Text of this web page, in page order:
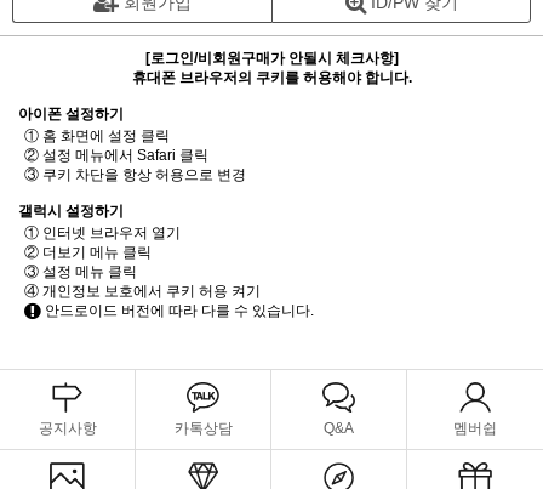
[로그인/비회원구매가 안될시 체크사항]
휴대폰 브라우저의 쿠키를 허용해야 합니다.
아이폰 설정하기
① 홈 화면에 설정 클릭
② 설정 메뉴에서 Safari 클릭
③ 쿠키 차단을 항상 허용으로 변경
갤럭시 설정하기
① 인터넷 브라우저 열기
② 더보기 메뉴 클릭
③ 설정 메뉴 클릭
④ 개인정보 보호에서 쿠키 허용 켜기
안드로이드 버전에 따라 다를 수 있습니다.
공지사항 카톡상담 Q&A 멤버쉽